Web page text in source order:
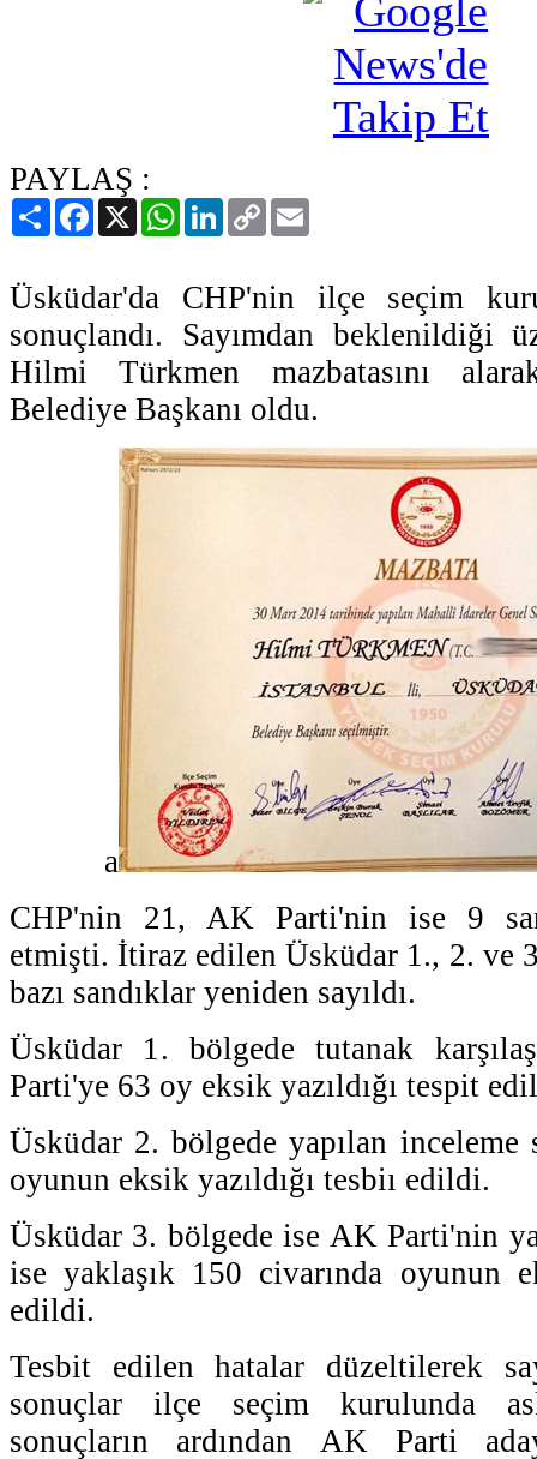
PAYLAŞ :
PaylaşFacebook
X WhatsAppLinkedIn
Copy
Link
Üsküdar'da CHP'nin ilçe seçim
sonuçlandı. Sayımdan beklenildiği
Hilmi Türkmen mazbatasını
Belediye Başkanı oldu.
a
CHP'nin 21, AK Parti'nin ise 9
etmişti. İtiraz edilen Üsküdar 1., 2. ve
bazı sandıklar yeniden sayıldı.
Üsküdar 1. bölgede tutanak
Parti'ye 63 oy eksik yazıldığı tespit
Üsküdar 2. bölgede yapılan
oyunun eksik yazıldığı tesbiı edildi.
Üsküdar 3. bölgede ise AK Parti'nin
ise yaklaşık 150 civarında oyunun
edildi.
Tesbit edilen hatalar düzeltilerek
sonuçlar ilçe seçim kurulunda
sonuçların ardından AK Parti